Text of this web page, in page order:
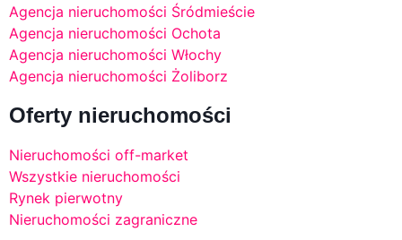
Agencja nieruchomości Śródmieście
Agencja nieruchomości Ochota
Agencja nieruchomości Włochy
Agencja nieruchomości Żoliborz
Oferty nieruchomości
Nieruchomości off-market
Wszystkie nieruchomości
Rynek pierwotny
Nieruchomości zagraniczne